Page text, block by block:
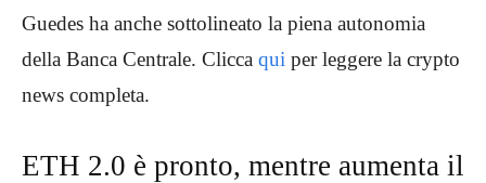
Guedes ha anche sottolineato la piena autonomia
della Banca Centrale. Clicca qui per leggere la crypto
news completa.
ETH 2.0 è pronto, mentre aumenta il